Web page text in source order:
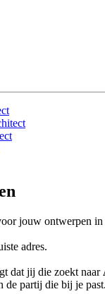
jouw ontwerpen in
adres.
dat jij die zoekt naar
de partij die bij je past.